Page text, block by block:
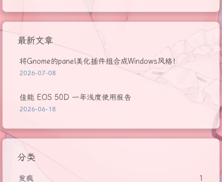
最新文章
将Gnome的panel美化插件组合成Windows风格！
2026-07-08
佳能 EOS 50D 一年浅度使用报告
2026-06-18
分类
发疯
1